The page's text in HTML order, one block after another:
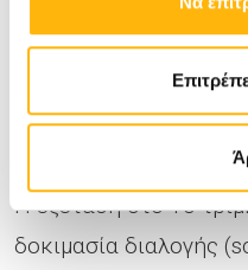
τακτικό έλεγχο
υπάρχει στο
Ποιες επιπλέον
Η εξέταση στο 1ο
δοκιμασία διαλογής